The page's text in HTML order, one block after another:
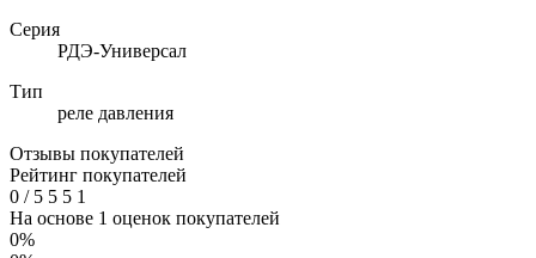
Серия
РДЭ-Универсал
Тип
реле давления
Отзывы покупателей
Рейтинг покупателей
0 /5 5 5 1
На основе 1 оценок покупателей
0%